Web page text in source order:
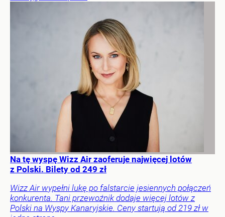
Na tę wyspę Wizz Air zaoferuje najwięcej lotów
z Polski. Bilety od 249 zł
Wizz Air wypełni lukę po falstarcie jesiennych połączeń
konkurenta. Tani przewoźnik dodaje więcej lotów z
Polski na Wyspy Kanaryjskie. Ceny startują od 219 zł w